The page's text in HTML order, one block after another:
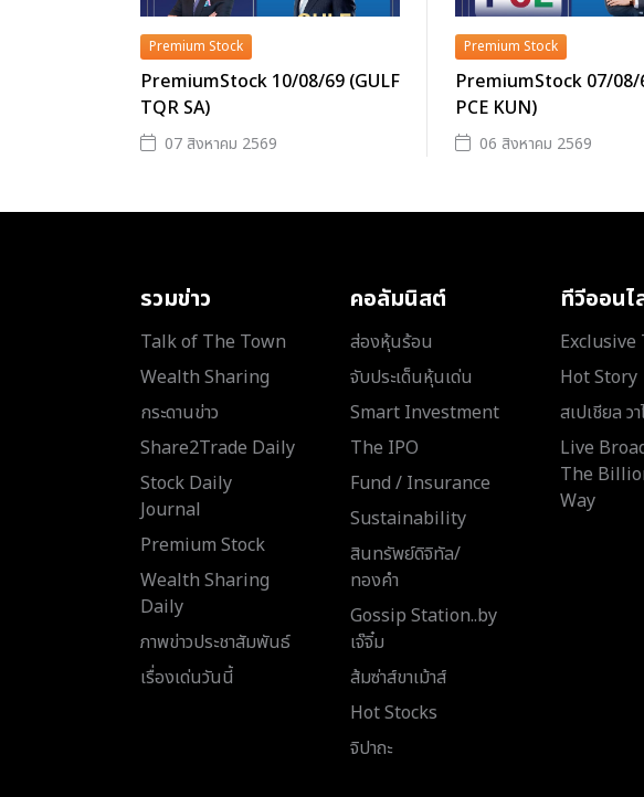
Premium Stock
PremiumStock 10/08/69 (GULF
TQR SA)
07 สิงหาคม 2569
Premium Stock
PremiumStock 07/08/
PCE KUN)
06 สิงหาคม 2569
รวมข่าว
Talk of The Town
Wealth Sharing
กระดานข่าว
Share2Trade Daily
Stock Daily
Journal
Premium Stock
Wealth Sharing
Daily
ภาพข่าวประชาสัมพันธ์
เรื่องเด่นวันนี้
คอลัมนิสต์
ส่องหุ้นร้อน
จับประเด็นหุ้นเด่น
Smart Investment
The IPO
Fund / Insurance
Sustainability
สินทรัพย์ดิจิทัล/
ทองคำ
Gossip Station..by
เจ๊จิ๋ม
ส้มซ่าส์ขาเม้าส์
Hot Stocks
จิปาถะ
ทีวีออนไ
Exclusive
Hot Story
สเปเชียล ว
Live
The
Way